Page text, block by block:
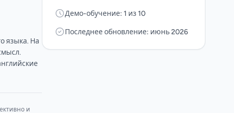
языка. На
и
Демо-обучение: 1 из 10
Последнее обновление: июнь 2026